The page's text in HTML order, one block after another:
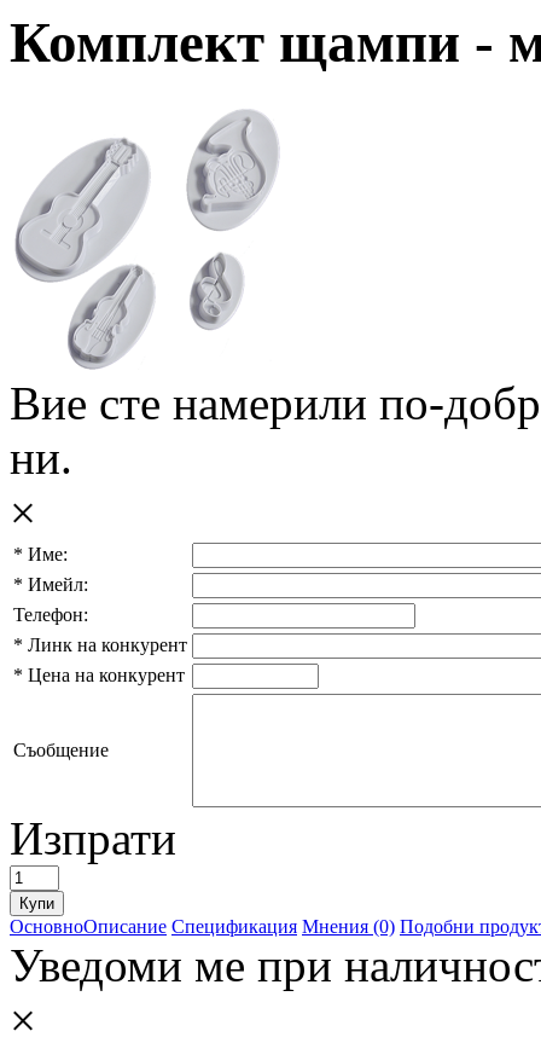
Комплект щампи -
Вие сте намерили по-
ни.
×
* Име:
* Имейл:
Телефон:
* Линк на конкурент
* Цена на конкурент
Съобщение
Изпрати
ОсновноОписание Спецификация Мнения (0) Подобни
Уведоми ме при
×